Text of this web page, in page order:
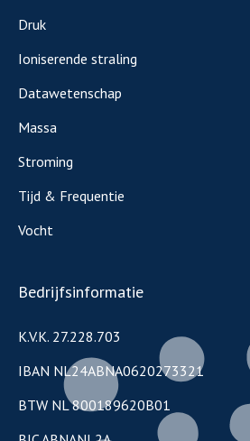
Druk
Ioniserende straling
Datawetenschap
Massa
Stroming
Tijd & Frequentie
Vocht
Bedrijfsinformatie
K.V.K. 27.228.703
IBAN NL24ABNA0620273321
BTW NL 800189620B01